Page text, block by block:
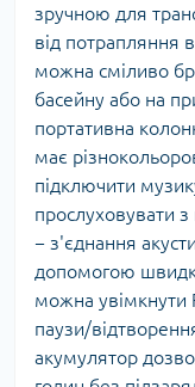
зручною для
від потрапляння
можна сміливо
басейну або на
портативна
має
підключити
прослуховувати з
− з'єднання
допомогою
можна увімкнути
паузи/
акумулятор